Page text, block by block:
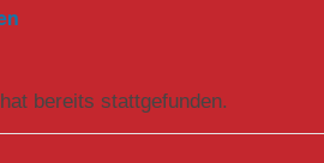
bereits stattgefunden.